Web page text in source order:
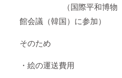
（国際平和博物
館会議（韓国）に参加）
そのため
・絵の運送費用